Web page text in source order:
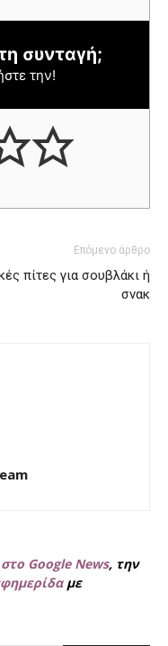
συνταγή;
την!
Επόμενο άρθρο
πίτες για σουβλάκι ή
σνακ
Google News, την
με